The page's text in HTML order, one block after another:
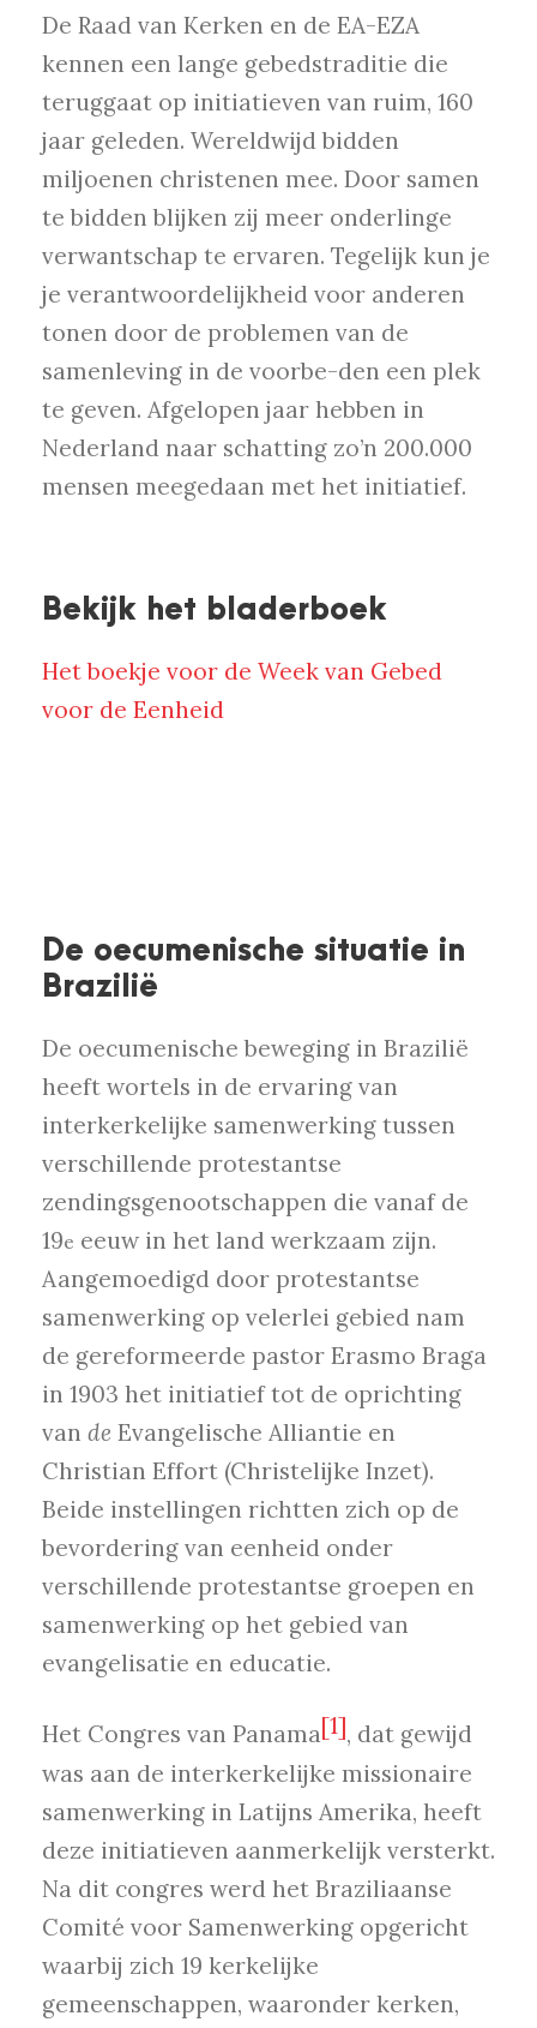
De Raad van Kerken en de EA-EZA
kennen een lange gebedstraditie die
teruggaat op initiatieven van ruim, 160
jaar geleden. Wereldwijd bidden
miljoenen christenen mee. Door samen
te bidden blijken zij meer onderlinge
verwantschap te ervaren. Tegelijk kun je
je verantwoordelijkheid voor anderen
tonen door de problemen van de
samenleving in de voorbe-den een plek
te geven. Afgelopen jaar hebben in
Nederland naar schatting zo’n 200.000
mensen meegedaan met het initiatief.
Bekijk het bladerboek
Het boekje voor de Week van Gebed
voor de Eenheid
De oecumenische situatie in
Brazilië
De oecumenische beweging in Brazilië
heeft wortels in de ervaring van
interkerkelijke samenwerking tussen
verschillende protestantse
zendingsgenootschappen die vanaf de
19e eeuw in het land werkzaam zijn.
Aangemoedigd door protestantse
samenwerking op velerlei gebied nam
de gereformeerde pastor Erasmo Braga
in 1903 het initiatief tot de oprichting
van de Evangelische Alliantie en
Christian Effort (Christelijke Inzet).
Beide instellingen richtten zich op de
bevordering van eenheid onder
verschillende protestantse groepen en
samenwerking op het gebied van
evangelisatie en educatie.
Het Congres van Panama[1], dat gewijd
was aan de interkerkelijke missionaire
samenwerking in Latijns Amerika, heeft
deze initiatieven aanmerkelijk versterkt.
Na dit congres werd het Braziliaanse
Comité voor Samenwerking opgericht
waarbij zich 19 kerkelijke
gemeenschappen, waaronder kerken,